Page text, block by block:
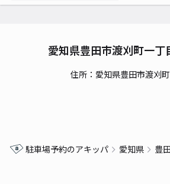
愛知県豊田市渡刈町一丁
住所：愛知県豊田市渡刈
駐車場予約のアキッパ 愛知県 豊